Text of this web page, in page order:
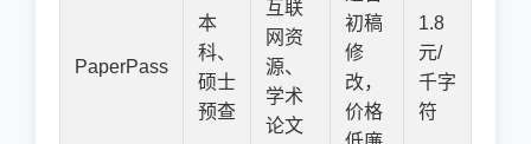
PaperPass
本
科、
硕士
预查
互联
网资
源、
学术
论文
初稿
修
改，
价格
1.8
元/
千字
符